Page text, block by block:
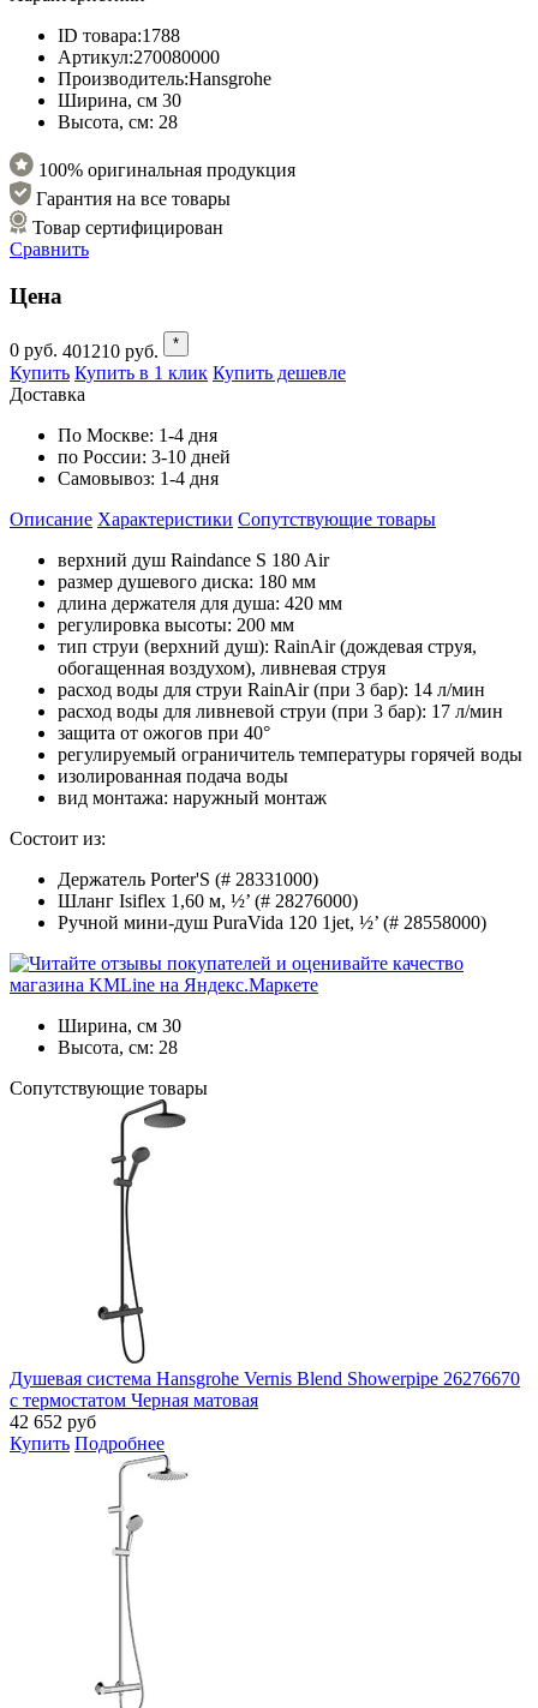
ID товара:1788
Артикул:270080000
Производитель:Hansgrohe
Ширина, см 30
Высота, см: 28
100% оригинальная продукция
Гарантия на все товары
Товар сертифицирован
Сравнить
Цена
0 руб. 401210 руб. *
Купить Купить в 1 клик Купить дешевле
Доставка
По Москве: 1-4 дня
по России: 3-10 дней
Самовывоз: 1-4 дня
Описание Характеристики Cопутствующие товары
верхний душ Raindance S 180 Air
размер душевого диска: 180 мм
длина держателя для душа: 420 мм
регулировка высоты: 200 мм
тип струи (верхний душ): RainAir (дождевая струя,
обогащенная воздухом), ливневая струя
расход воды для струи RainAir (при 3 бар): 14 л/мин
расход воды для ливневой струи (при 3 бар): 17 л/мин
защита от ожогов при 40°
регулируемый ограничитель температуры горячей воды
изолированная подача воды
вид монтажа: наружный монтаж
Состоит из:
Держатель Porter'S (# 28331000)
Шланг Isiflex 1,60 м, ½’ (# 28276000)
Ручной мини-душ PuraVida 120 1jet, ½’ (# 28558000)
Ширина, см 30
Высота, см: 28
Cопутствующие товары
Душевая система Hansgrohe Vernis Blend Showerpipe 26276670
с термостатом Черная матовая
42 652 руб
Купить Подробнее